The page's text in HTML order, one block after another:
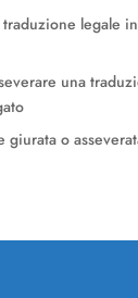
legale
una
giurata o